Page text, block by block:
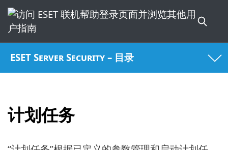
ESET Server Security – 目录
计划任务